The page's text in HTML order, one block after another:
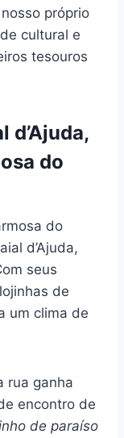
próprio
cultural e
tesouros
d’Ajuda,
do
do
d’Ajuda,
seus
de
um clima de
rua ganha
encontro de
de paraíso